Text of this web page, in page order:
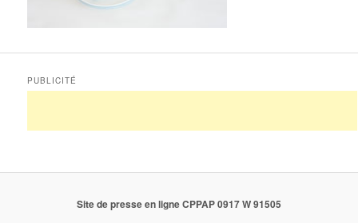
PUBLICITÉ
Site de presse en ligne CPPAP 0917 W 91505